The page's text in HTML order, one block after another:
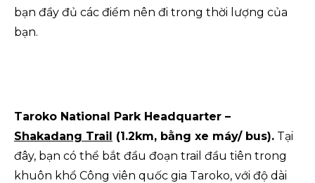
bạn đầy đủ các điểm nên đi trong thời lượng của
bạn.
Taroko National Park Headquarter –
Shakadang Trail (1.2km, bằng xe máy/ bus). Tại
đây, bạn có thể bắt đầu đoạn trail đầu tiên trong
khuôn khổ Công viên quốc gia Taroko, với độ dài